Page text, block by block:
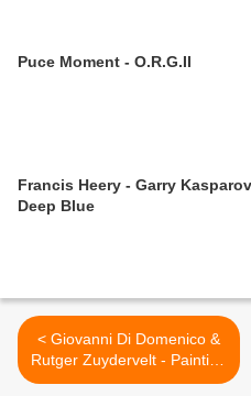
Puce Moment - O.R.G.II
Francis Heery - Garry
Deep Blue
< Giovanni Di Domenico &
Rutger Zuydervelt - Painting
a Picture / Picture a